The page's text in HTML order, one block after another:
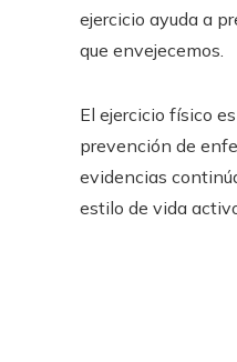
ejercicio ayuda a
que envejecemos.
El ejercicio físico
prevención de
evidencias
estilo de vida